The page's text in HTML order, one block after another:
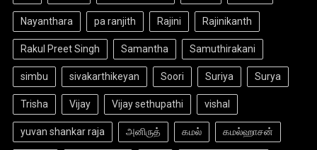
Nayanthara pa ranjith Rajini Rajinikanth
Rakul Preet Singh Samantha Samuthirakani
simbu sivakarthikeyan Soori Suriya Surya
Trisha Vijay Vijay sethupathi vishal
yuvan shankar raja அனிருத் கமல் கமல்ஹாசன்